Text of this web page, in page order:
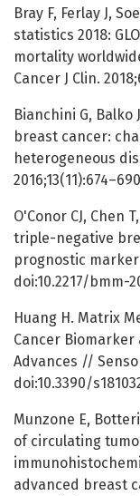
Bray F, Ferlay J,
statistics 2018:
mortality
Cancer J Clin.
Bianchini G,
breast cancer:
heterogeneous
O'Conor CJ, Chen
triple-negative
prognostic marker
doi:10.2217/bmm-
Huang H. Matrix
Cancer Biomarker
Advances //
doi:10.3390/
Munzone E,
of circulating
advanced breast